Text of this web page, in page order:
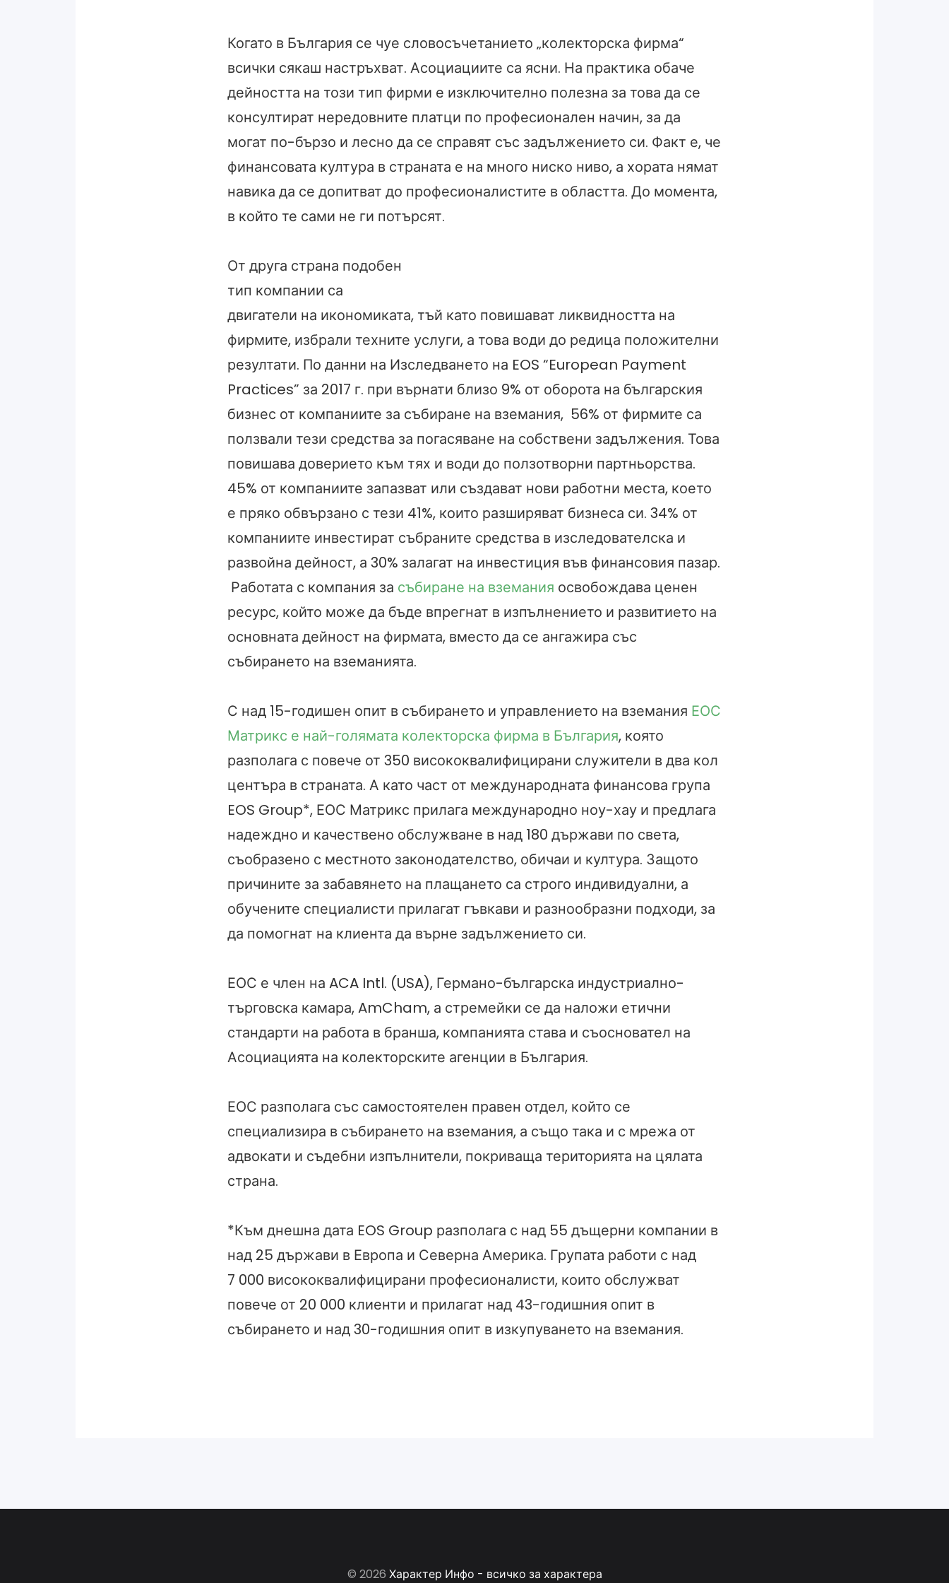
Когато в България се чуе словосъчетанието „колекторска фирма“
всички сякаш настръхват. Асоциациите са ясни. На практика обаче
дейността на този тип фирми е изключително полезна за това да се
консултират нередовните платци по професионален начин, за да
могат по-бързо и лесно да се справят със задължението си. Факт е, че
финансовата култура в страната е на много ниско ниво, а хората нямат
навика да се допитват до професионалистите в областта. До момента,
в който те сами не ги потърсят.
От друга страна подобен
тип компании са
двигатели на икономиката, тъй като повишават ликвидността на
фирмите, избрали техните услуги, а това води до редица положителни
резултати. По данни на Изследването на EOS “European Payment
Practices” за 2017 г. при върнати близо 9% от оборота на българския
бизнес от компаниите за събиране на вземания, 56% от фирмите са
ползвали тези средства за погасяване на собствени задължения. Това
повишава доверието към тях и води до ползотворни партньорства.
45% от компаниите запазват или създават нови работни места, което
е пряко обвързано с тези 41%, които разширяват бизнеса си. 34% от
компаниите инвестират събраните средства в изследователска и
развойна дейност, а 30% залагат на инвестиция във финансовия пазар.
Работата с компания за събиране на вземания освобождава ценен
ресурс, който може да бъде впрегнат в изпълнението и развитието на
основната дейност на фирмата, вместо да се ангажира със
събирането на вземанията.
С над 15-годишен опит в събирането и управлението на вземания ЕОС
Матрикс е най-голямата колекторска фирма в България, която
разполага с повече от 350 висококвалифицирани служители в два кол
центъра в страната. А като част от международната финансова група
EOS Group*, ЕОС Матрикс прилага международно ноу-хау и предлага
надеждно и качествено обслужване в над 180 държави по света,
съобразено с местното законодателство, обичаи и култура. Защото
причините за забавянето на плащането са строго индивидуални, а
обучените специалисти прилагат гъвкави и разнообразни подходи, за
да помогнат на клиента да върне задължението си.
ЕОС е член на ACA Intl. (USA), Германо-българска индустриално-
търговска камара, AmCham, а стремейки се да наложи етични
стандарти на работа в бранша, компанията става и съосновател на
Асоциацията на колекторските агенции в България.
ЕОС разполага със самостоятелен правен отдел, който се
специализира в събирането на вземания, а също така и с мрежа от
адвокати и съдебни изпълнители, покриваща територията на цялата
страна.
*Към днешна дата EOS Group разполага с над 55 дъщерни компании в
над 25 държави в Европа и Северна Америка. Групата работи с над
7 000 висококвалифицирани професионалисти, които обслужват
повече от 20 000 клиенти и прилагат над 43-годишния опит в
събирането и над 30-годишния опит в изкупуването на вземания.
© 2026 Характер Инфо - всичко за характера